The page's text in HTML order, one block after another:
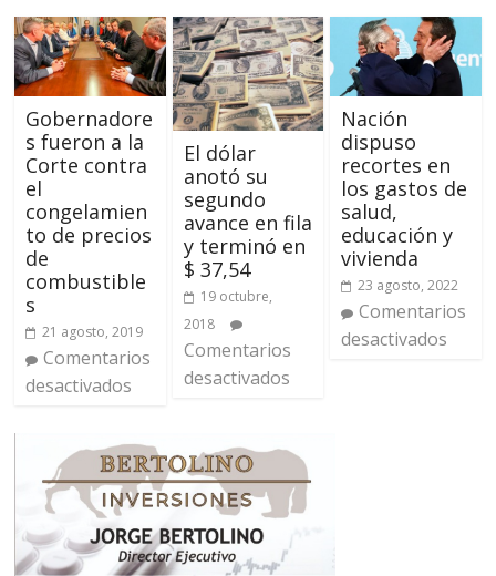
Gobernadore
s fueron a la
Corte contra
el
congelamien
to de precios
de
combustible
s
21 agosto, 2019
Comentarios
desactivados
El dólar
anotó su
segundo
avance en fila
y terminó en
$ 37,54
19 octubre,
2018
Comentarios
desactivados
Nación
dispuso
recortes en
los gastos de
salud,
educación y
vivienda
23 agosto, 2022
Comentarios
desactivados